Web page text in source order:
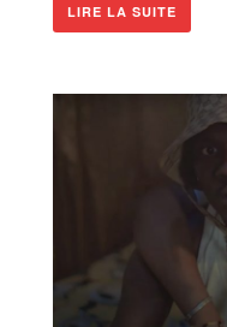
LIRE LA SUITE